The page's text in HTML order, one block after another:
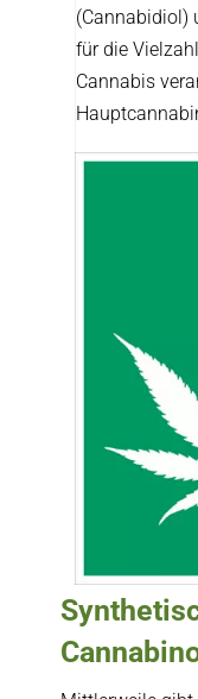
(Cannabidiol)
für die
Cannabis